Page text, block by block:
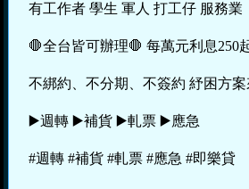
有工作者 學生 軍人 打工仔 服務業
🛑全台皆可辦理🛑 每萬元利息250
不綁約、不分期、不簽約 紓困方案
▶️週轉 ▶️補貨 ▶️軋票 ▶️應急
#週轉 #補貨 #軋票 #應急 #即樂貸